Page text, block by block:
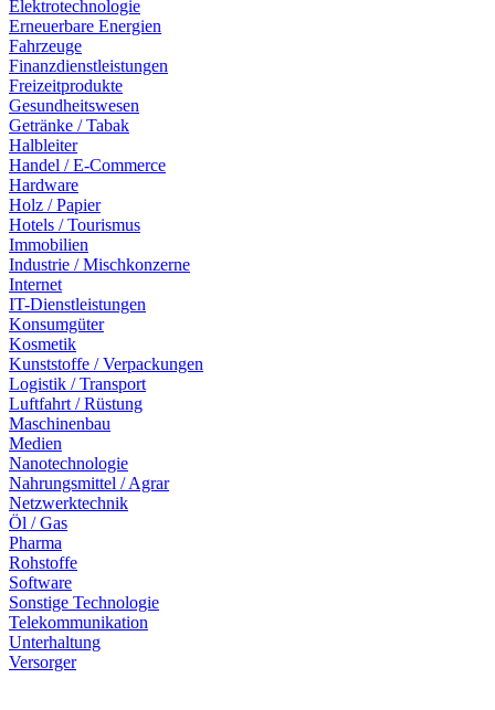
Elektrotechnologie
Erneuerbare Energien
Fahrzeuge
Finanzdienstleistungen
Freizeitprodukte
Gesundheitswesen
Getränke / Tabak
Halbleiter
Handel / E-Commerce
Hardware
Holz / Papier
Hotels / Tourismus
Immobilien
Industrie / Mischkonzerne
Internet
IT-Dienstleistungen
Konsumgüter
Kosmetik
Kunststoffe / Verpackungen
Logistik / Transport
Luftfahrt / Rüstung
Maschinenbau
Medien
Nanotechnologie
Nahrungsmittel / Agrar
Netzwerktechnik
Öl / Gas
Pharma
Rohstoffe
Software
Sonstige Technologie
Telekommunikation
Unterhaltung
Versorger